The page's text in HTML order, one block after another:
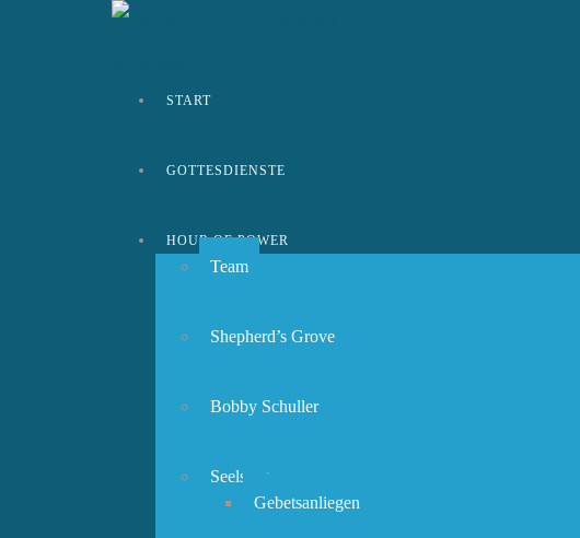
START
GOTTESDIENSTE
HOUR OF POWER
Team
Shepherd’s Grove
Bobby Schuller
Seelsorge
Gebetsanliegen